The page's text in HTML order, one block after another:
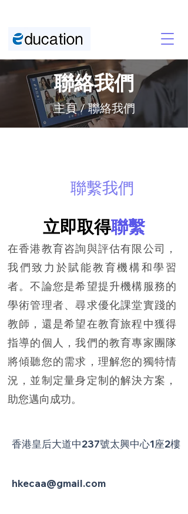
聯絡我們
主頁/ 聯絡我們
聯繫我們
立即取得聯繫
在香港教育咨詢與評估有限公司，
我們致力於賦能教育機構和學習
者。不論您是希望提升機構服務的
學術管理者、尋求優化課堂實踐的
教師，還是希望在教育旅程中獲得
指導的個人，我們的教育專家團隊
將傾聽您的需求，理解您的獨特情
況，並制定量身定制的解決方案，
助您邁向成功。
香港皇后大道中237號太興中心1座2樓
hkecaa@gmail.com